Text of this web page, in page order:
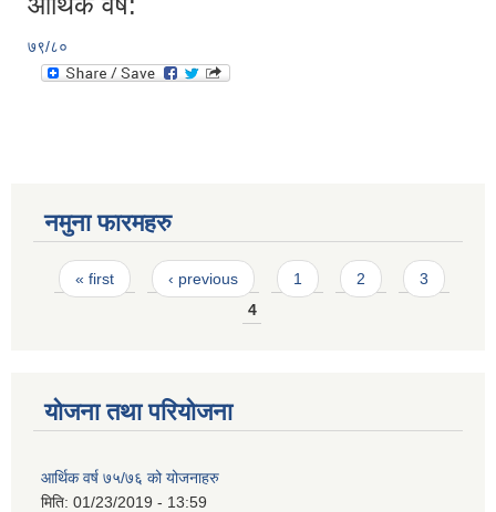
७९/८०
नमुना फारमहरु
Pages
« first ‹ previous 1 2
3
4
योजना तथा परियोजना
आर्थिक वर्ष ७५/७६ को योजनाहरु
मिति: 01/23/2019 - 13:59